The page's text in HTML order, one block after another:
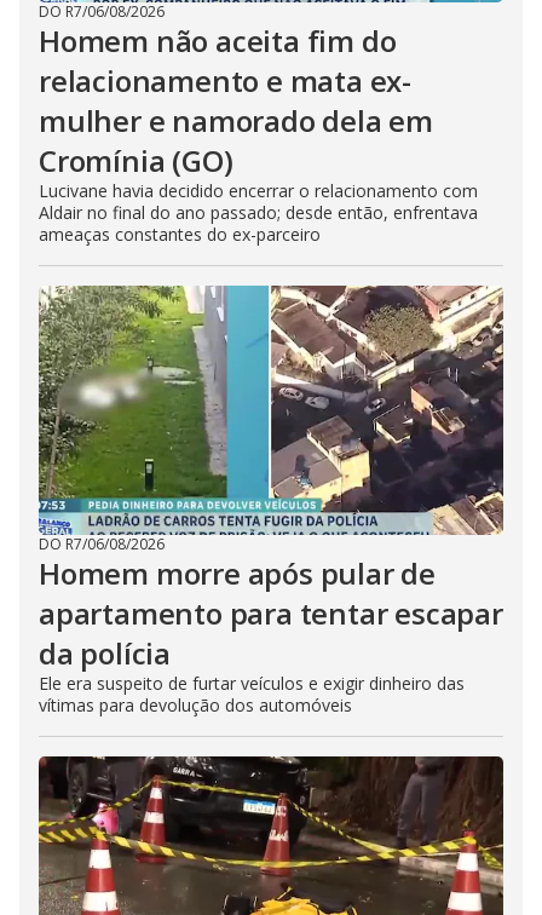
DO R7/06/08/2026
Homem não aceita fim do
relacionamento e mata ex-
mulher e namorado dela em
Cromínia (GO)
Lucivane havia decidido encerrar o relacionamento com
Aldair no final do ano passado; desde então, enfrentava
ameaças constantes do ex-parceiro
DO R7/06/08/2026
Homem morre após pular de
apartamento para tentar escapar
da polícia
Ele era suspeito de furtar veículos e exigir dinheiro das
vítimas para devolução dos automóveis